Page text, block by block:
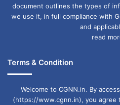
document outlines the types of
we use it, in full compliance with
and
read
Terms & Condition
Welcome to CGNN.in. By
(https://www.cgnn.in), you agree